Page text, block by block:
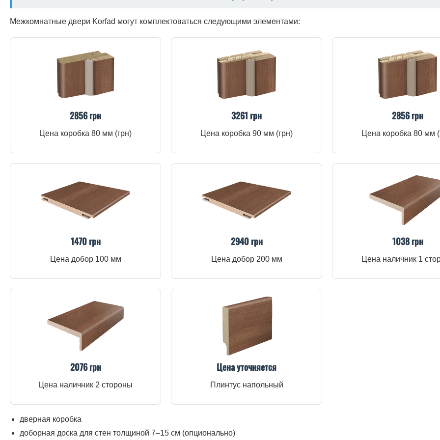
Межкомнатные двери Korfad могут комплектоваться следующими элементами:
2856 грн
Цена коробка 80 мм (грн)
3261 грн
Цена коробка 90 мм (грн)
2856 грн
Цена коробка 80 мм
1470 грн
Цена добор 100 мм
2940 грн
Цена добор 200 мм
1038 грн
Цена наличник 1
2076 грн
Цена наличник 2 стороны
Цена уточняется
Плинтус напольный
дверная коробка
доборная доска для стен толщиной 7–15 см (опционально)